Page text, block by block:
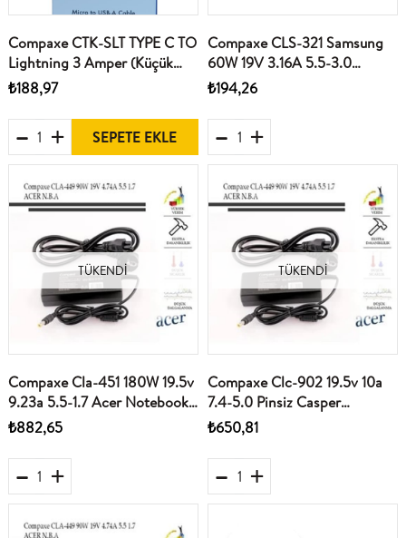
Compaxe CTK-SLT TYPE C TO
Lightning 3 Amper (Küçük
Kutulu) Kablo
₺188,97
SEPETE EKLE
Compaxe CLS-321 Samsung
60W 19V 3.16A 5.5-3.0
Notebook Adaptörü
₺194,26
TÜKENDI
Compaxe Cla-451 180W 19.5v
9.23a 5.5-1.7 Acer Notebook
Adaptörü
₺882,65
TÜKENDI
Compaxe Clc-902 19.5v 10a
7.4-5.0 Pinsiz Casper
Notebook Adaptörü
₺650,81